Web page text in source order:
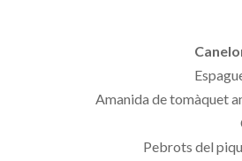
Amanida de tomàquet
Pebrots del